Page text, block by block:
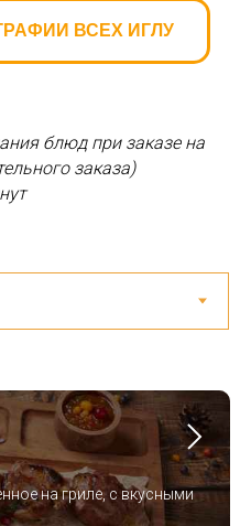
ВСЕХ ИГЛУ
блюд при заказе на
заказа)
на гриле, с вкусными